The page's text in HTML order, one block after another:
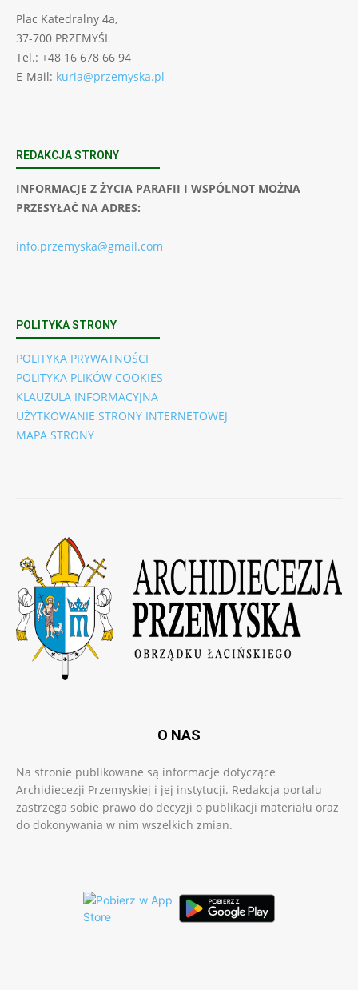
Plac Katedralny 4a,
37-700 PRZEMYŚL
Tel.: +48 16 678 66 94
E-Mail: kuria@przemyska.pl
REDAKCJA STRONY
INFORMACJE Z ŻYCIA PARAFII I WSPÓLNOT MOŻNA
PRZESYŁAĆ NA ADRES:
info.przemyska@gmail.com
POLITYKA STRONY
POLITYKA PRYWATNOŚCI
POLITYKA PLIKÓW COOKIES
KLAUZULA INFORMACYJNA
UŻYTKOWANIE STRONY INTERNETOWEJ
MAPA STRONY
O NAS
Na stronie publikowane są informacje dotyczące
Archidiecezji Przemyskiej i jej instytucji. Redakcja portalu
zastrzega sobie prawo do decyzji o publikacji materiału oraz
do dokonywania w nim wszelkich zmian.